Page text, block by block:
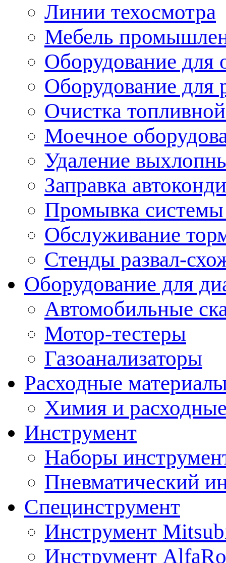
Линии техосмотра
Мебель
Оборудование для
Оборудование для
Очистка
Моечное
Удаление
Заправка
Промывка
Обслуживание
Стенды развал-
Оборудование для
Автомобильные
Мотор-тестеры
Газоанализаторы
Расходные
Химия и
Инструмент
Наборы
Пневматический
Специнструмент
Инструмент
Инструмент